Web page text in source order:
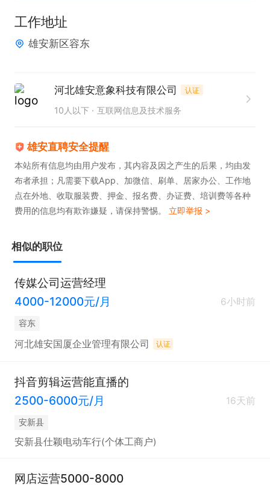
容。
4. 拥有较强的沟通协作能力，能与团队成员有效配
5. 拥有敏锐的市场洞察力，能及时捕捉行业动态与用
户需求。
工作地址
雄安新区容东
河北雄安意象科技有限公司 认证
10人以下 互联网信息及技术服务
雄安直聘安全提醒
本站所有信息均由用户发布，其内容及因之产生的后果，均由发
布者承担；凡需要下载App、加微信、刷单、居家办公、工作地
点在外地、收取服装费、押金、报名费、办证费、培训费等各种
费用的信息均有欺诈嫌疑，请保持警惕。 立即举报 >
相似的职位
传媒公司运营经理
4000-12000元/月
6小时前
容东
河北雄安国厦企业管理有限公司 认证
抖音剪辑运营能直播的
2500-6000元/月
16天前
安新县
安新县仕颖电动车行(个体工商户)
网店运营5000-8000